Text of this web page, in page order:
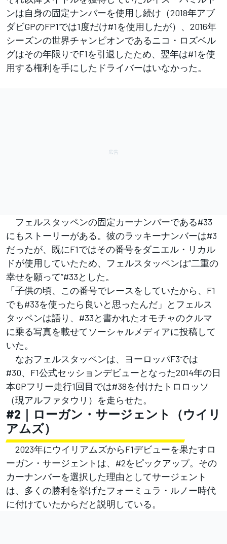
ンは自身の固定ナンバーを使用し続け（2018年アブ
ダビGPのFP1では1度だけ#1を使用したが）、2016年
シーズンの世界チャンピオンであるニコ・ロズベル
グはその年限りでF1を引退したため、翌年は#1を使
用する権利を手にしたドライバーはいなかった。
フェルスタッペンの固定カーナンバーである#33
にもストーリーがある。彼のラッキーナンバーは#3
だったが、既にF1ではその番号をダニエル・リカル
ドが使用していたため、フェルスタッペンは”二重の
幸せを願って”#33とした。
「子供の頃、この番号でレースをしていたから、F1
でも#33を使ったら良いと思ったんだ」とフェルス
タッペンは語り、#33と書かれたオモチャのクルマ
に乗る写真を載せてソーシャルメディアに投稿して
いた。
なおフェルスタッペンは、ヨーロッパF3では
#30、F1公式セッションデビューとなった2014年の日
本GPフリー走行1回目では#38を付けたトロロッソ
（現アルファタウリ）を走らせた。
#2｜ローガン・サージェント（ウイリ
アムズ）
2023年にウイリアムズからF1デビューを果たすロ
ーガン・サージェントは、#2をピックアップ。その
カーナンバーを選択した理由としてサージェント
は、多くの勝利を挙げたフォーミュラ・ルノー時代
に付けていたからだと説明している。